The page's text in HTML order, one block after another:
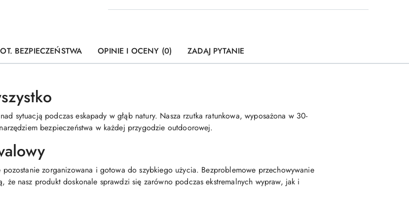
BEZPIECZEŃSTWA OPINIE I OCENY (0) ZADAJ PYTANIE
sytuacją podczas eskapady w głąb natury. Nasza rzutka ratunkowa, wyposażona w 30-
bezpieczeństwa w każdej przygodzie outdoorowej.
zorganizowana i gotowa do szybkiego użycia. Bezproblemowe przechowywanie
nasz produkt doskonale sprawdzi się zarówno podczas ekstremalnych wypraw, jak i